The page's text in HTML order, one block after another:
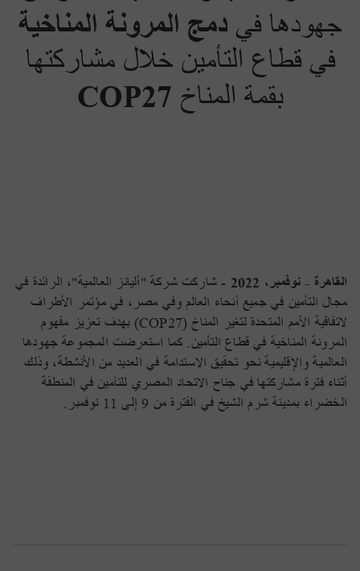
أداء صناديق الاستثمار
موتور بلس
أليانز لمستقبل أبنائك
أليانز لضمان تقاعدك
سند العمر
التأمين الصحى
سيفتى بلس
تأمين الحوادث
تأمين السيارات التجارية
تأمين الممتلكات
مزايا الموظفين
المطالبات
التوظيف
تواصل مع الإدارة العليا
جهودها في دمج المرونة المناخية
في قطاع التأمين خلال مشاركتها
بقمة المناخ COP27
القاهرة - نوفمبر، 2022
- شاركت شركة "أليانز العالمية"، الرائدة في
مجال التأمين في جميع أنحاء العالم وفي مصر، في مؤتمر الأطراف
لاتفاقية الأمم المتحدة لتغير المناخ (COP27) بهدف تعزيز مفهوم
المرونة المناخية في قطاع التأمين. كما استعرضت المجموعة جهودها
العالمية والإقليمية نحو تحقيق الاستدامة في العديد من الأنشطة، وذلك
أثناء فترة مشاركتها في جناح الاتحاد المصري للتأمين في المنطقة
الخضراء بمدينة شرم الشيخ في الفترة من 9 إلى 11 نوفمبر.